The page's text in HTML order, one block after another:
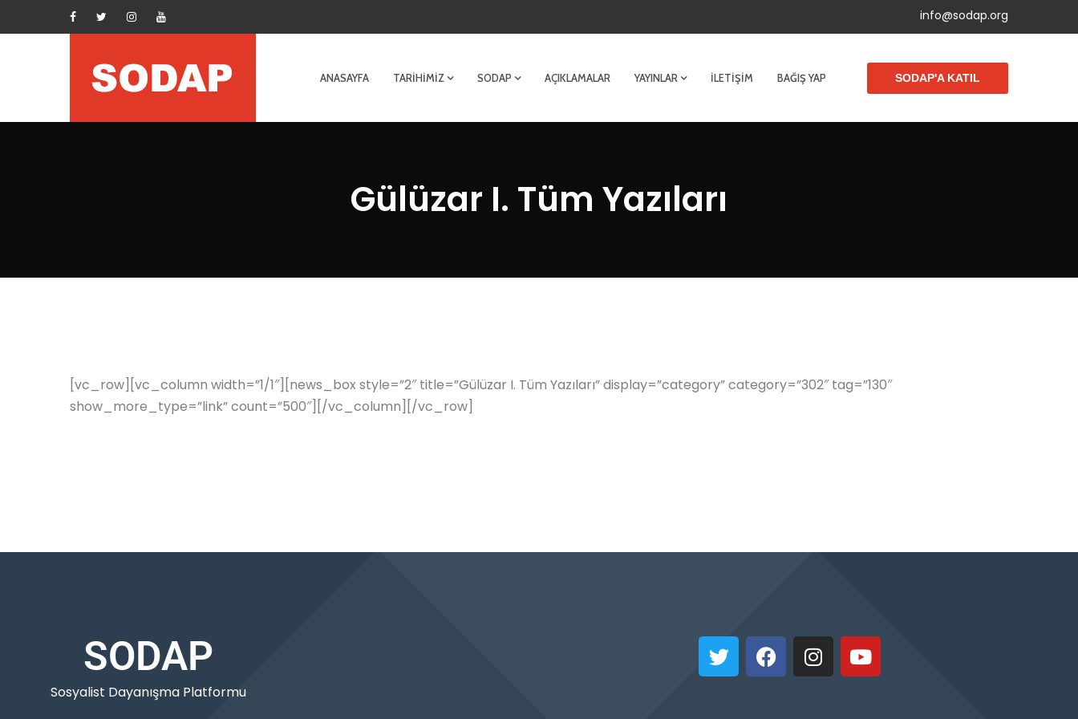
info@sodap.org
ANASAYFA TARIHIMIZ SODAP AÇIKLAMALAR YAYINLAR İLETIŞIM BAĞIŞ YAP SODAP'A KATIL
Gülüzar I. Tüm Yazıları
[vc_row][vc_column width=”1/1″][news_box style=”2″ title=”Gülüzar I. Tüm Yazıları” display=”category” category=”302″ tag=”130″
show_more_type=”link” count=”500″][/vc_column][/vc_row]
SODAP
Sosyalist Dayanışma Platformu